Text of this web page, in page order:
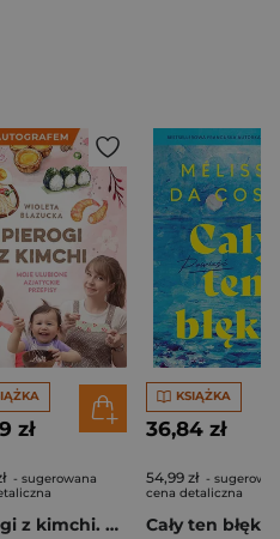
zł
- sugerowana
Pierogi z kimchi. Moje ulubione azjatyckie przepisy - książka z autografem
KSIĄŻKA
36,84 zł
54,99 zł -
cena detaliczna
Cały ten błękit